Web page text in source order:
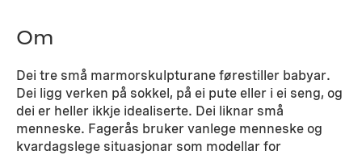
Om
Dei tre små marmorskulpturane førestiller babyar.
Dei ligg verken på sokkel, på ei pute eller i ei seng, og
dei er heller ikkje idealiserte. Dei liknar små
menneske. Fagerås bruker vanlege menneske og
kvardagslege situasjonar som modellar for